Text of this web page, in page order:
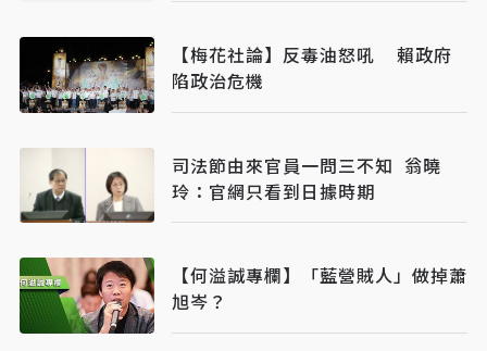
【梅花社論】反毒油怒吼 賴政府
陷政治危機
司法節由來官員一問三不知 翁曉
玲：官網只看到日據時期
【何溢誠專欄】「藍營賊人」做掉蕭
旭岑？